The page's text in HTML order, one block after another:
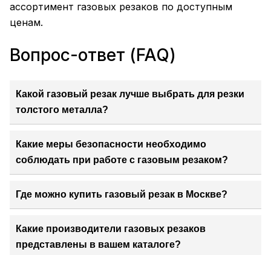
ассортимент газовых резаков по доступным
ценам.
Вопрос-ответ (FAQ)
Какой газовый резак лучше выбрать для резки
толстого металла?
Какие меры безопасности необходимо
соблюдать при работе с газовым резаком?
Где можно купить газовый резак в Москве?
Какие производители газовых резаков
представлены в вашем каталоге?